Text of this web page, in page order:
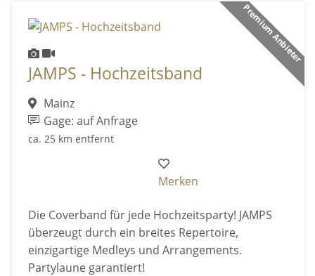
Premium Anbieter
JAMPS - Hochzeitsband
Mainz
Gage: auf Anfrage
ca. 25 km entfernt
Merken
Die Coverband für jede Hochzeitsparty! JAMPS
überzeugt durch ein breites Repertoire,
einzigartige Medleys und Arrangements.
Partylaune garantiert!